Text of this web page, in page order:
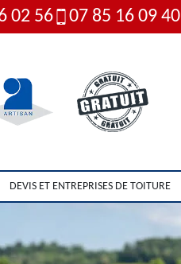
02 56 07 85 16 09 40
DEVIS ET ENTREPRISES DE TOITURE